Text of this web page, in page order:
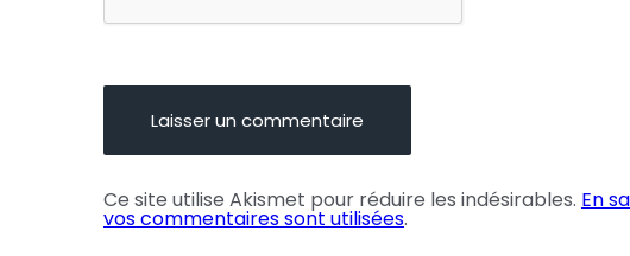
Ce site utilise Akismet pour réduire les indésirables. En
vos commentaires sont utilisées.